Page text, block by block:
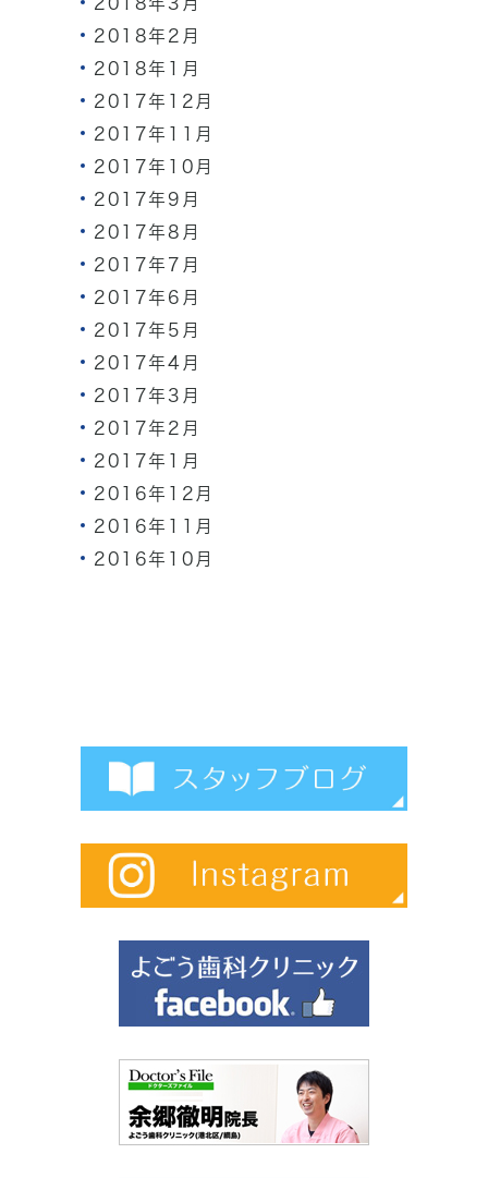
2018年3月
2018年2月
2018年1月
2017年12月
2017年11月
2017年10月
2017年9月
2017年8月
2017年7月
2017年6月
2017年5月
2017年4月
2017年3月
2017年2月
2017年1月
2016年12月
2016年11月
2016年10月